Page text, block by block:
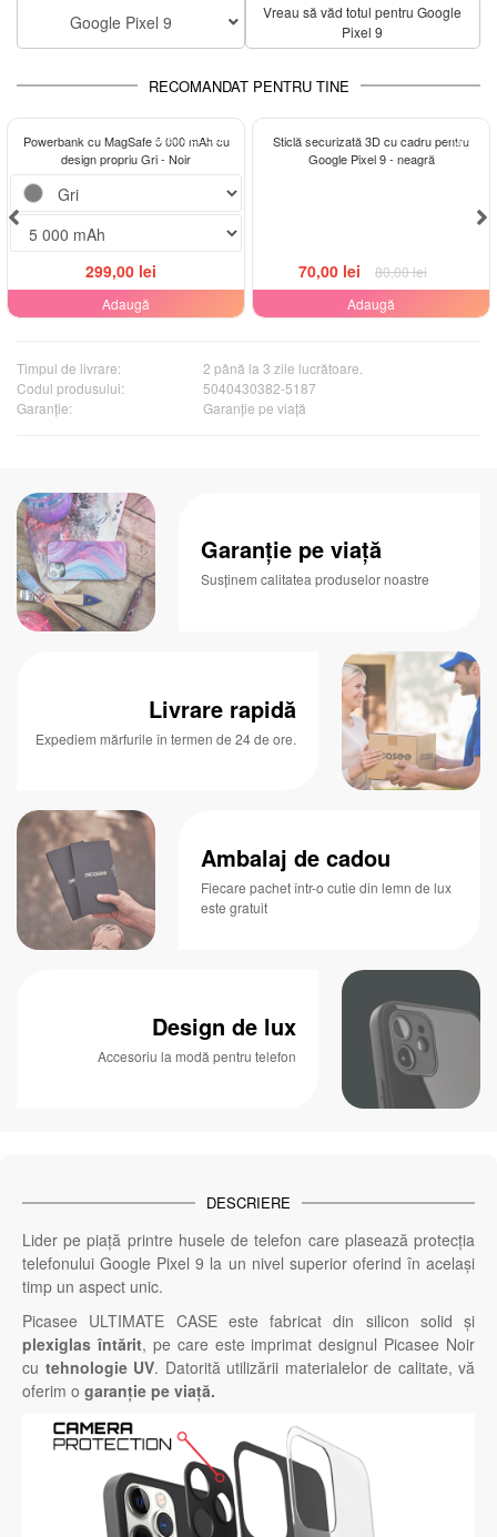
Google Pixel 9
Vreau să văd totul pentru Google
Pixel 9
RECOMANDAT PENTRU TINE
BESTSELLER
Powerbank cu MagSafe 5 000 mAh cu
design propriu Gri - Noir
299,00 lei
Adaugă
-13%
Sticlă securizată 3D cu cadru pentru
Google Pixel 9 - neagră
70,00 lei
80,00 lei
Adaugă
Timpul de livrare:
2 până la 3 zile lucrătoare.
Codul produsului:
5040430382-5187
Garanţie:
Garanție pe viață
Garanție pe viață
Susținem calitatea produselor noastre
Livrare rapidă
Expediem mărfurile în termen de 24 de ore.
Ambalaj de cadou
Fiecare pachet într-o cutie din lemn de lux
este gratuit
Design de lux
Accesoriu la modă pentru telefon
DESCRIERE
Lider pe piață printre husele de telefon care plasează protecția
telefonului Google Pixel 9 la un nivel superior oferind în același
timp un aspect unic.
Picasee ULTIMATE CASE este fabricat din silicon solid și
plexiglas întărit, pe care este imprimat designul Picasee Noir
cu tehnologie UV. Datorită utilizării materialelor de calitate, vă
oferim o garanție pe viață.